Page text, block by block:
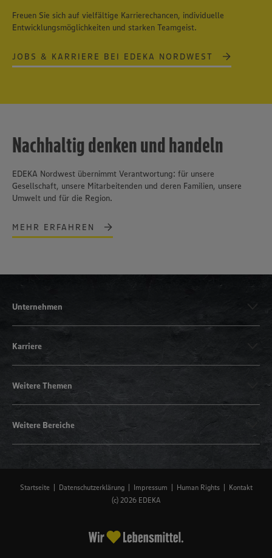
Freuen Sie sich auf vielfältige Karrierechancen, individuelle
Entwicklungsmöglichkeiten und starken Teamgeist.
JOBS & KARRIERE BEI EDEKA NORDWEST
Nachhaltig denken und handeln
EDEKA Nordwest übernimmt Verantwortung: für unsere
Gesellschaft, unsere Mitarbeitenden und deren Familien, unsere
Umwelt und für die Region.
MEHR ERFAHREN
Unternehmen
Karriere
Weitere Themen
Weitere Bereiche
Startseite Datenschutzerklärung Impressum Human Rights
Kontakt
(c) 2026 EDEKA